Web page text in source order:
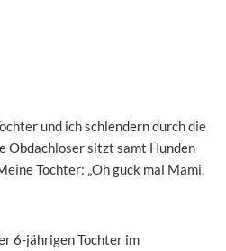
und ich schlendern durch die
Obdachloser sitzt samt Hunden
Tochter: „Oh guck mal Mami,
6-jährigen Tochter im